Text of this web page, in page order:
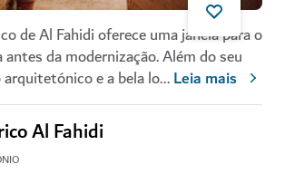
de Al Fahidi oferece uma janela para o
da modernização. Além do seu
e a bela lo...Leia mais
Al Fahidi